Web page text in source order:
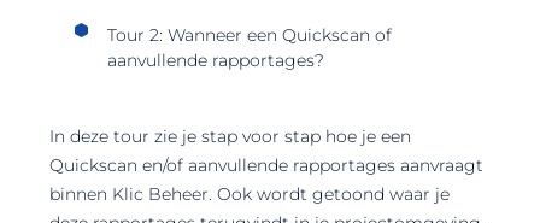
Tour 2: Wanneer een Quickscan of
aanvullende rapportages?
In deze tour zie je stap voor stap hoe je een
Quickscan en/of aanvullende rapportages aanvraagt
binnen Klic Beheer. Ook wordt getoond waar je